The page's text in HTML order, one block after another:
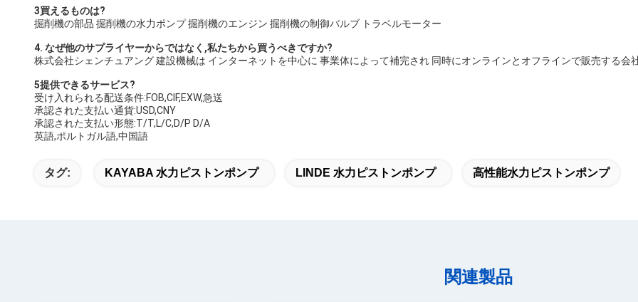
3買えるものは?
掘削機の部品 掘削機の水力ポンプ 掘削機のエンジン 掘削機の制御バルブ トラベルモーター
4. なぜ他のサプライヤーからではなく,私たちから買うべきですか?
株式会社シェンチュアング 建設機械は インターネットを中心に 事業体によって補完され 同時にオンラインとオフラインで販売する
5提供できるサービス?
受け入れられる配送条件:FOB,CIF,EXW,急送
承認された支払い通貨:USD,CNY
承認された支払い形態:T/T,L/C,D/P D/A
英語,ポルトガル語,中国語
タグ: KAYABA 水力ピストンポンプ LINDE 水力ピストンポンプ 高性能水力ピストンポンプ
関連製品